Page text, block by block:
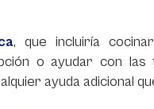
, que incluiría
o ayudar con
ayuda adicional